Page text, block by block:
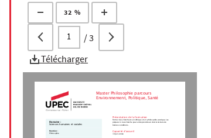
32 %
/3
Télécharger
Master Philosophie parcours
Environnement, Politique, Santé
Présentation de la formation
Former des chercheurs en éthique et en philosophie pratique. Les
préparer à la recherche pour entreprendre un doctorat dans de
bonnes conditions.
Capacité d'accueil
13 par année
Domaine :
Sciences humaines et sociales
Mention :
Philosophie